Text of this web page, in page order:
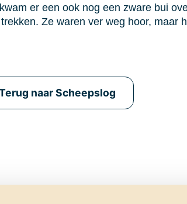
er een ook nog een zware bui
Ze waren ver weg hoor, maar
naar Scheepslog